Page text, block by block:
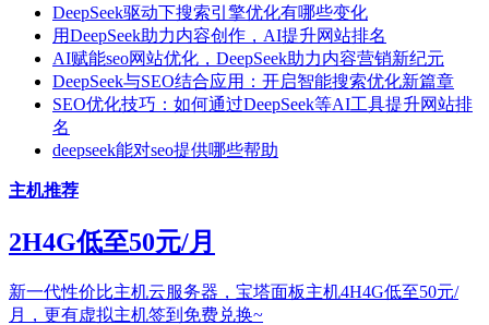
DeepSeek驱动下搜索引擎优化有哪些变化
用DeepSeek助力内容创作，AI提升网站排名
AI赋能seo网站优化，DeepSeek助力内容营销新纪元
DeepSeek与SEO结合应用：开启智能搜索优化新篇章
SEO优化技巧：如何通过DeepSeek等AI工具提升网站排
名
deepseek能对seo提供哪些帮助
主机推荐
2H4G低至50元/月
新一代性价比主机云服务器，宝塔面板主机4H4G低至50元/
月，更有虚拟主机签到免费兑换~